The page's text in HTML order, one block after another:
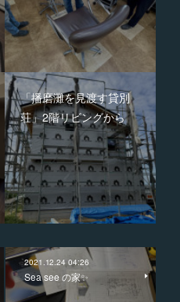
「播磨灘を見渡す貸別
荘」2階リビングから
2021.12.24 04:26
Sea see の家✨